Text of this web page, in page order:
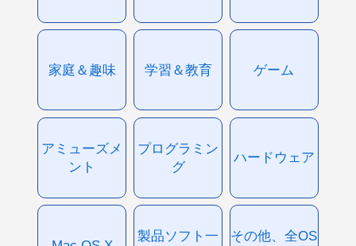
家庭＆趣味 学習＆教育 ゲーム
アミューズメ
ント
プログラミン
グ
ハードウェア
製品ソフト一
その他、全OS